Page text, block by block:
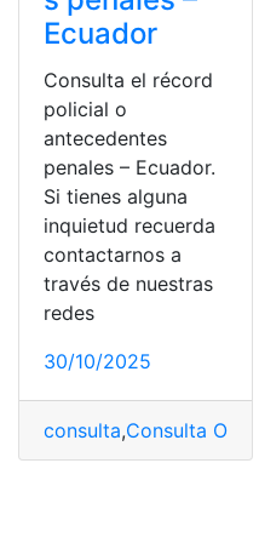
Ecuador
Consulta el récord
policial o
antecedentes
penales – Ecuador.
Si tienes alguna
inquietud recuerda
contactarnos a
través de nuestras
redes
30/10/2025
consulta,Consulta Online